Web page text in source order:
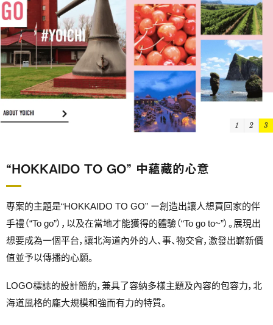
1 2 3
“HOKKAIDO TO GO” 中蘊藏的心意
專案的主題是“HOKKAIDO TO GO” ー創造出讓人想買回家的伴
手禮（“To go”），以及在當地才能獲得的體驗（“To go to~”）。展現出
想要成為一個平台，讓北海道內外的人、事、物交會，激發出嶄新價
值並予以傳播的心願。
LOGO標誌的設計簡約，兼具了容納多樣主題及內容的包容力，北
海道風格的龐大規模和強而有力的特質。